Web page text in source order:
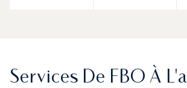
Services De FBO À